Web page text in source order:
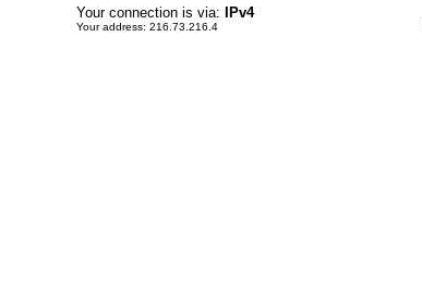
Your connection is via: IPv4
Your address: 216.73.216.4